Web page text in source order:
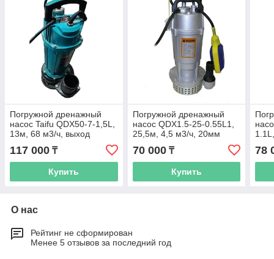
Погружной дренажный
насос Taifu QDX50-7-1,5L,
13м, 68 м3/ч, выход
117 000 ₸
Купить
Погружной дренажный
насос QDX1.5-25-0.55L1,
25,5м, 4,5 м3/ч, 20мм
70 000₸
Купить
78
О нас
Рейтинг не сформирован
Менее 5 отзывов за последний год